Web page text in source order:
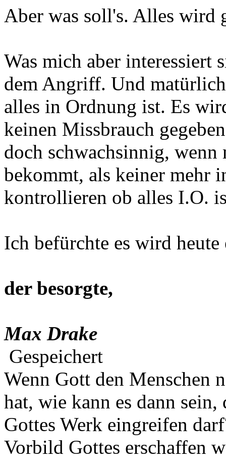
Aber was soll's. Alles wird
Was mich aber interessiert
dem Angriff. Und
alles in Ordnung ist. Es
keinen Missbrauch
doch schwachsinnig, wenn
bekommt, als keiner mehr
kontrollieren ob alles I.O.
Ich befürchte es wird
der besorgte,
Max Drake
Gespeichert
Wenn Gott den Menschen
hat, wie kann es dann
Gottes Werk eingreifen
Vorbild Gottes erschaffen